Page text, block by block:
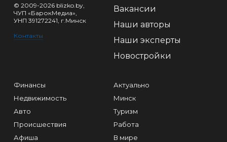
© 2009-2026 blizko.by,
ЧУП «БарокМедиа»,
УНП 391272241, г.Минск
Контакты
Вакансии
Наши авторы
Наши эксперты
Новостройки
Финансы
Недвижимость
Авто
Происшествия
Афиша
Актуально
Минск
Туризм
Работа
В мире